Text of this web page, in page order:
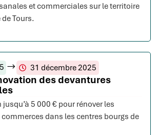
et commerciales sur le territoire
Tours.
31 décembre 2025
des devantures
5 000 € pour rénover les
dans les centres bourgs de